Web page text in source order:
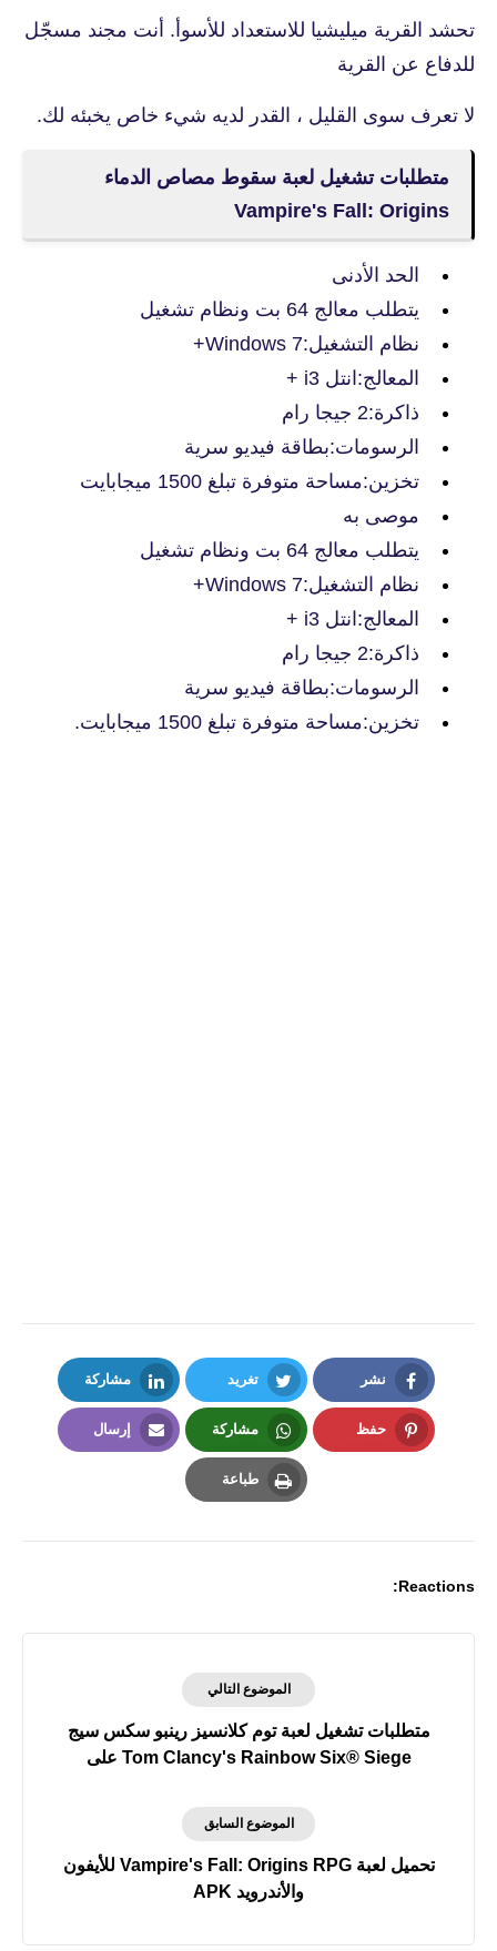
تحشد القرية ميليشيا للاستعداد للأسوأ. أنت مجند مسجّل
للدفاع عن القرية
لا تعرف سوى القليل ، القدر لديه شيء خاص يخبئه لك.
متطلبات تشغيل لعبة سقوط مصاص الدماء
Vampire's Fall: Origins
الحد الأدنى
يتطلب معالج 64 بت ونظام تشغيل
نظام التشغيل:Windows 7+
المعالج:انتل i3 +
ذاكرة:2 جيجا رام
الرسومات:بطاقة فيديو سرية
تخزين:مساحة متوفرة تبلغ 1500 ميجابايت
موصى به
يتطلب معالج 64 بت ونظام تشغيل
نظام التشغيل:Windows 7+
المعالج:انتل i3 +
ذاكرة:2 جيجا رام
الرسومات:بطاقة فيديو سرية
تخزين:مساحة متوفرة تبلغ 1500 ميجابايت.
نشر
Facebook
تغريد
Twitter
مشاركة
LinkedIn
حفظ مشاركة
Whatsapp
إرسال
طباعة
Reactions:
الموضوع التالي
متطلبات تشغيل لعبة توم كلانسيز رينبو سكس سيج
Tom Clancy's Rainbow Six® Siege على
الموضوع السابق
تحميل لعبة Vampire's Fall: Origins RPG‏ للأيفون
والأندرويد APK